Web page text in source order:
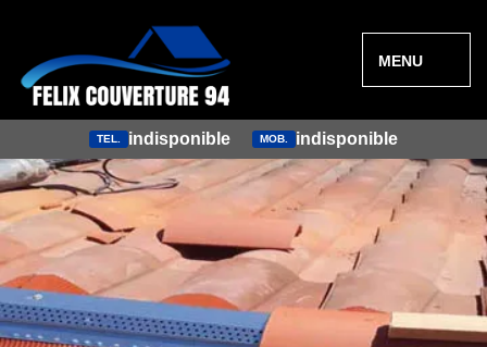
MENU
TEL. indisponible MOB. indisponible